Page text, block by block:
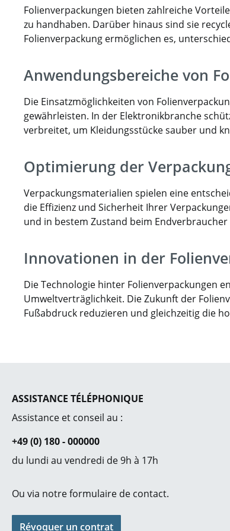
Folienverpackungen bieten zahlreiche
zu handhaben. Darüber hinaus sind sie
Folienverpackung ermöglichen es,
Anwendungsbereiche von
Die Einsatzmöglichkeiten von
gewährleisten. In der Elektronikbranche
verbreitet, um Kleidungsstücke sauber und
Optimierung der
Verpackungsmaterialien spielen eine
die Effizienz und Sicherheit Ihrer
und in bestem Zustand beim
Innovationen in der
Die Technologie hinter Folienverpackungen
Umweltverträglichkeit. Die Zukunft der
Fußabdruck reduzieren und gleichzeitig die
ASSISTANCE TÉLÉPHONIQUE
Assistance et conseil au :
+49 (0) 180 - 000000
du lundi au vendredi de 9h à 17h
Ou via notreformulaire de contact.
Révoquer un contrat